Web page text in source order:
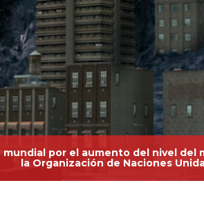
por el aumento del nivel del
la Organización de Naciones